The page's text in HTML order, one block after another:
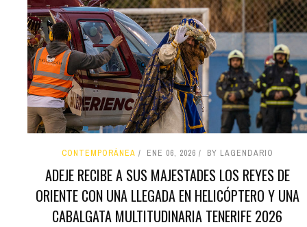
CONTEMPORÁNEA ENE 06, 2026 BY LAGENDARIO
ADEJE RECIBE A SUS MAJESTADES LOS REYES DE
ORIENTE CON UNA LLEGADA EN HELICÓPTERO Y UNA
CABALGATA MULTITUDINARIA TENERIFE 2026